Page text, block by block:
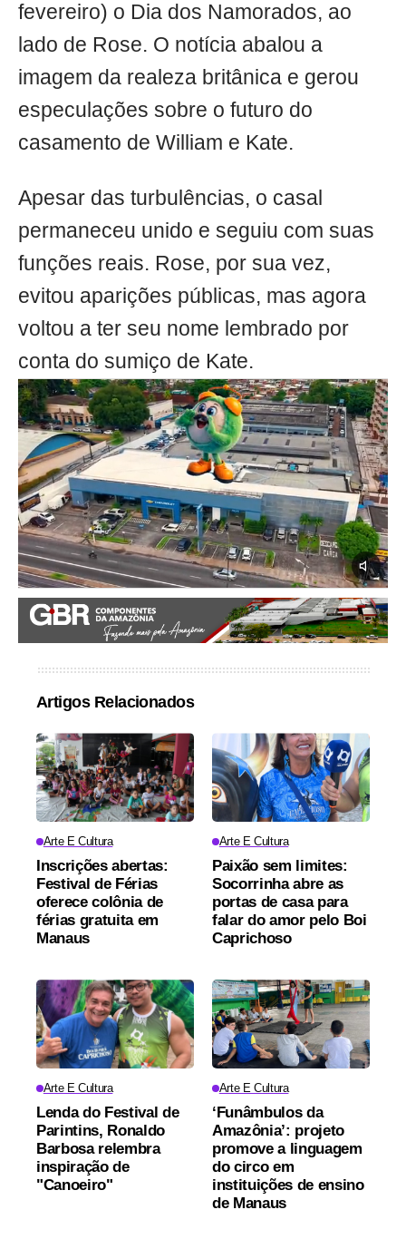
fevereiro) o Dia dos Namorados, ao
lado de Rose. O notícia abalou a
imagem da realeza britânica e gerou
especulações sobre o futuro do
casamento de William e Kate.
Apesar das turbulências, o casal
permaneceu unido e seguiu com suas
funções reais. Rose, por sua vez,
evitou aparições públicas, mas agora
voltou a ter seu nome lembrado por
conta do sumiço de Kate.
Artigos Relacionados
Arte E Cultura
Inscrições abertas:
Festival de Férias
oferece colônia de
férias gratuita em
Manaus
Arte E Cultura
Paixão sem limites:
Socorrinha abre as
portas de casa para
falar do amor pelo Boi
Caprichoso
Arte E Cultura
Lenda do Festival de
Parintins, Ronaldo
Barbosa relembra
inspiração de
"Canoeiro"
Arte E Cultura
‘Funâmbulos da
Amazônia’: projeto
promove a linguagem
do circo em
instituições de ensino
de Manaus